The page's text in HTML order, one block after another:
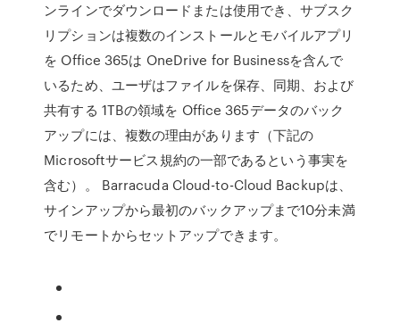
ンラインでダウンロードまたは使用でき、サブスク
リプションは複数のインストールとモバイルアプリ
を Office 365は OneDrive for Businessを含んで
いるため、ユーザはファイルを保存、同期、および
共有する 1TBの領域を Office 365データのバック
アップには、複数の理由があります（下記の
Microsoftサービス規約の一部であるという事実を
含む）。 Barracuda Cloud-to-Cloud Backupは、
サインアップから最初のバックアップまで10分未満
でリモートからセットアップできます。